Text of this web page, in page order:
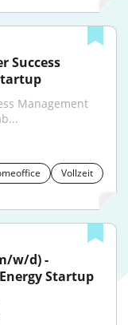
Success
Management
Vollzeit
w/d) -
Startup